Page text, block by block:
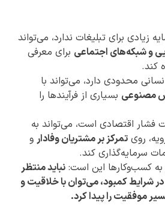
زیادی برای تبلیغات ندارد، می‌تواند
و شبکه‌های اجتماعی برای معرفی
کند.
محدودی دارد، می‌تواند با
مصنوعی بسیاری از فرآیندها را
فشار اقتصادی است، می‌تواند به
روی تمرکز بر مشتریان وفادار و
سرمایه‌گذاری کند.
کسب‌وکارها این است: نباید منتظر
شرایط کمبود، می‌توان با خلاقیت و
موفقیت را پیدا کرد.